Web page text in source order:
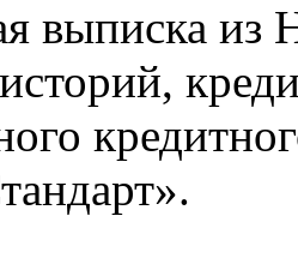
выписка из